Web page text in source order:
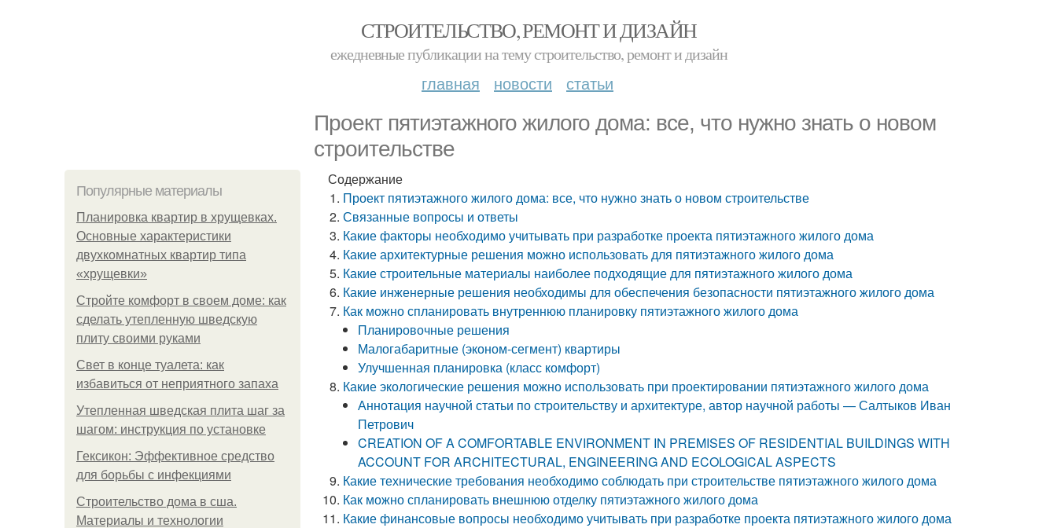
СТРОИТЕЛЬСТВО, РЕМОНТ И ДИЗАЙН
ежедневные публикации на тему строительство, ремонт и дизайн
главная новости статьи
Проект пятиэтажного жилого дома: все, что нужно знать о новом
строительстве
Популярные материалы
Планировка квартир в хрущевках.
Основные характеристики
двухкомнатных квартир типа
«хрущевки»
Стройте комфорт в своем доме: как
сделать утепленную шведскую
плиту своими руками
Свет в конце туалета: как
избавиться от неприятного запаха
Утепленная шведская плита шаг за
шагом: инструкция по установке
Гексикон: Эффективное средство
для борьбы с инфекциями
Строительство дома в сша.
Материалы и технологии
Содержание
Проект пятиэтажного жилого дома: все, что нужно знать о новом строительстве
Связанные вопросы и ответы
Какие факторы необходимо учитывать при разработке проекта пятиэтажного жилого дома
Какие архитектурные решения можно использовать для пятиэтажного жилого дома
Какие строительные материалы наиболее подходящие для пятиэтажного жилого дома
Какие инженерные решения необходимы для обеспечения безопасности пятиэтажного жилого дома
Как можно спланировать внутреннюю планировку пятиэтажного жилого дома
Планировочные решения
Малогабаритные (эконом-сегмент) квартиры
Улучшенная планировка (класс комфорт)
Какие экологические решения можно использовать при проектировании пятиэтажного жилого дома
Аннотация научной статьи по строительству и архитектуре, автор научной работы — Салтыков Иван
Петрович
CREATION OF A COMFORTABLE ENVIRONMENT IN PREMISES OF RESIDENTIAL BUILDINGS WITH
ACCOUNT FOR ARCHITECTURAL, ENGINEERING AND ECOLOGICAL ASPECTS
Какие технические требования необходимо соблюдать при строительстве пятиэтажного жилого дома
Как можно спланировать внешнюю отделку пятиэтажного жилого дома
Какие финансовые вопросы необходимо учитывать при разработке проекта пятиэтажного жилого дома